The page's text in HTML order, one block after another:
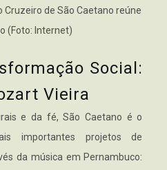
de São Caetano reúne
(Foto: Internet)
Social:
Vieira
e da fé, São Caetano é o
importantes projetos de
da música em Pernambuco: